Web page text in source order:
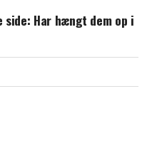
side: Har hængt dem op i